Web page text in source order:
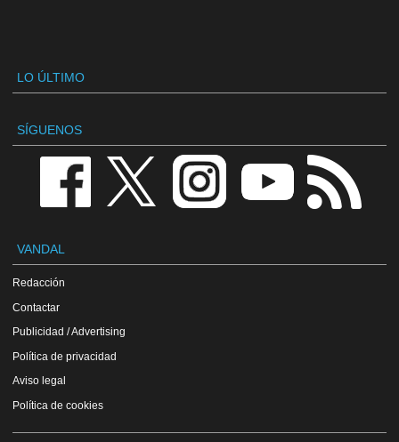
LO ÚLTIMO
SÍGUENOS
VANDAL
Redacción
Contactar
Publicidad / Advertising
Política de privacidad
Aviso legal
Política de cookies